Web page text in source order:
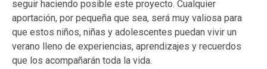
seguir haciendo posible este proyecto. Cualquier
aportación, por pequeña que sea, será muy valiosa para
que estos niños, niñas y adolescentes puedan vivir un
verano lleno de experiencias, aprendizajes y recuerdos
que los acompañarán toda la vida.